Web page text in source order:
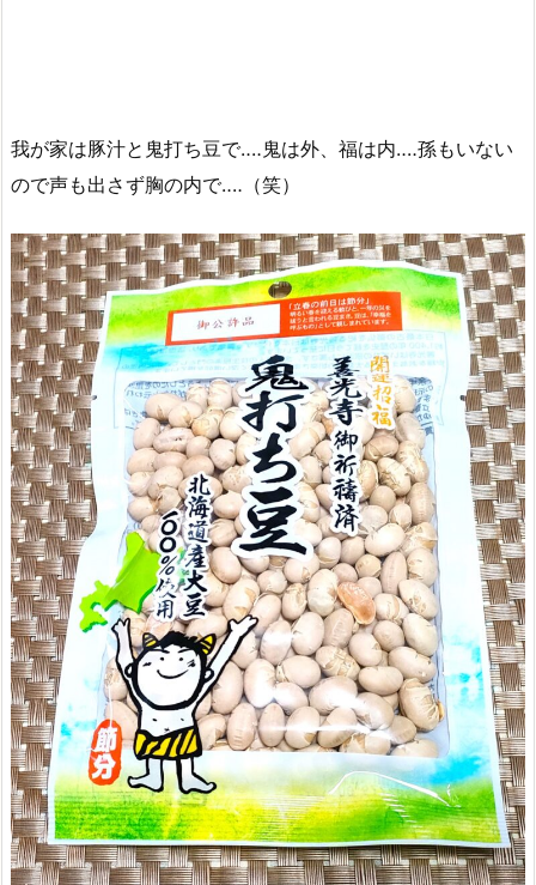
我が家は豚汁と鬼打ち豆で‥‥鬼は外、福は内‥‥孫もいない
ので声も出さず胸の内で‥‥（笑）